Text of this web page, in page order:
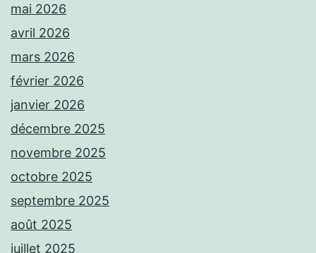
mai 2026
avril 2026
mars 2026
février 2026
janvier 2026
décembre 2025
novembre 2025
octobre 2025
septembre 2025
août 2025
juillet 2025